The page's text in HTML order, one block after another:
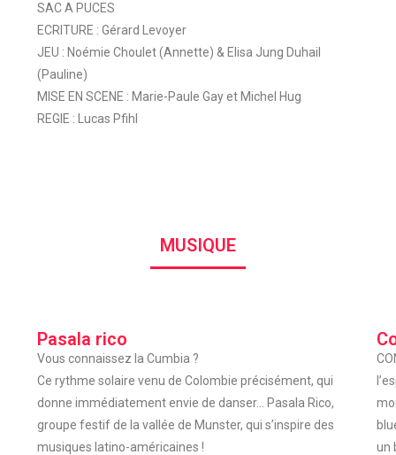
SAC A PUCES
ECRITURE : Gérard Levoyer
JEU : Noémie Choulet (Annette) & Elisa Jung Duhail
(Pauline)
MISE EN SCENE : Marie-Paule Gay et Michel Hug
REGIE : Lucas Pfihl
MUSIQUE
Pasala rico
Vous connaissez la Cumbia ?
Ce rythme solaire venu de Colombie précisément, qui
donne immédiatement envie de danser… Pasala Rico,
groupe festif de la vallée de Munster, qui s’inspire des
musiques latino-américaines !
un